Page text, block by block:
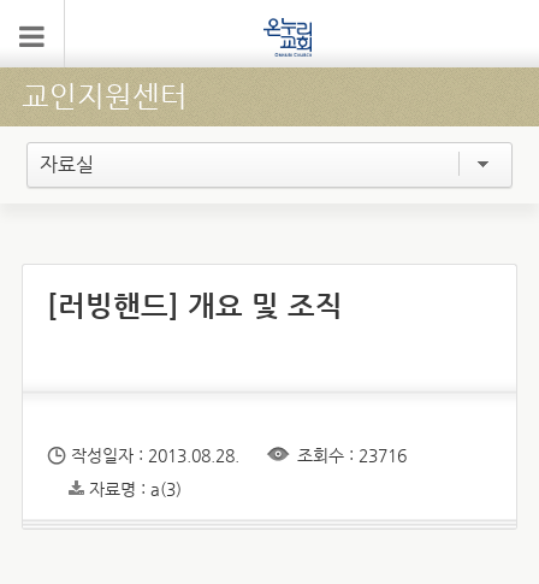
교인지원센터
자료실
[러빙핸드] 개요 및 조직
작성일자 : 2013.08.28.
조회수 : 23716
자료명 : a(3)